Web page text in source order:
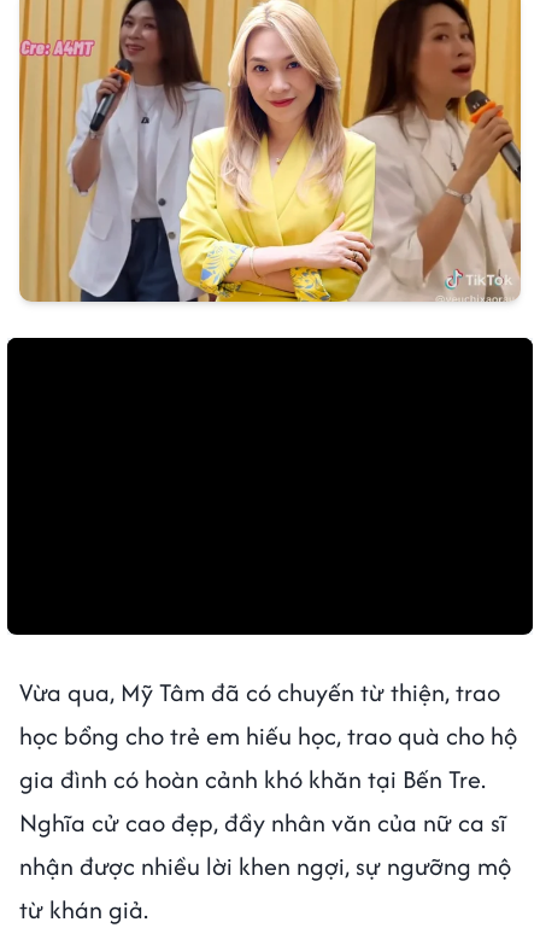
Vừa qua, Mỹ Tâm đã có chuyến từ thiện, trao
học bổng cho trẻ em hiếu học, trao quà cho hộ
gia đình có hoàn cảnh khó khăn tại Bến Tre.
Nghĩa cử cao đẹp, đầy nhân văn của nữ ca sĩ
nhận được nhiều lời khen ngợi, sự ngưỡng mộ
từ khán giả.